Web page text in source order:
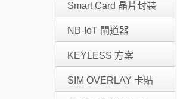
Smart Card 晶片封裝
NB-IoT 閘道器
KEYLESS 方案
SIM OVERLAY 卡貼